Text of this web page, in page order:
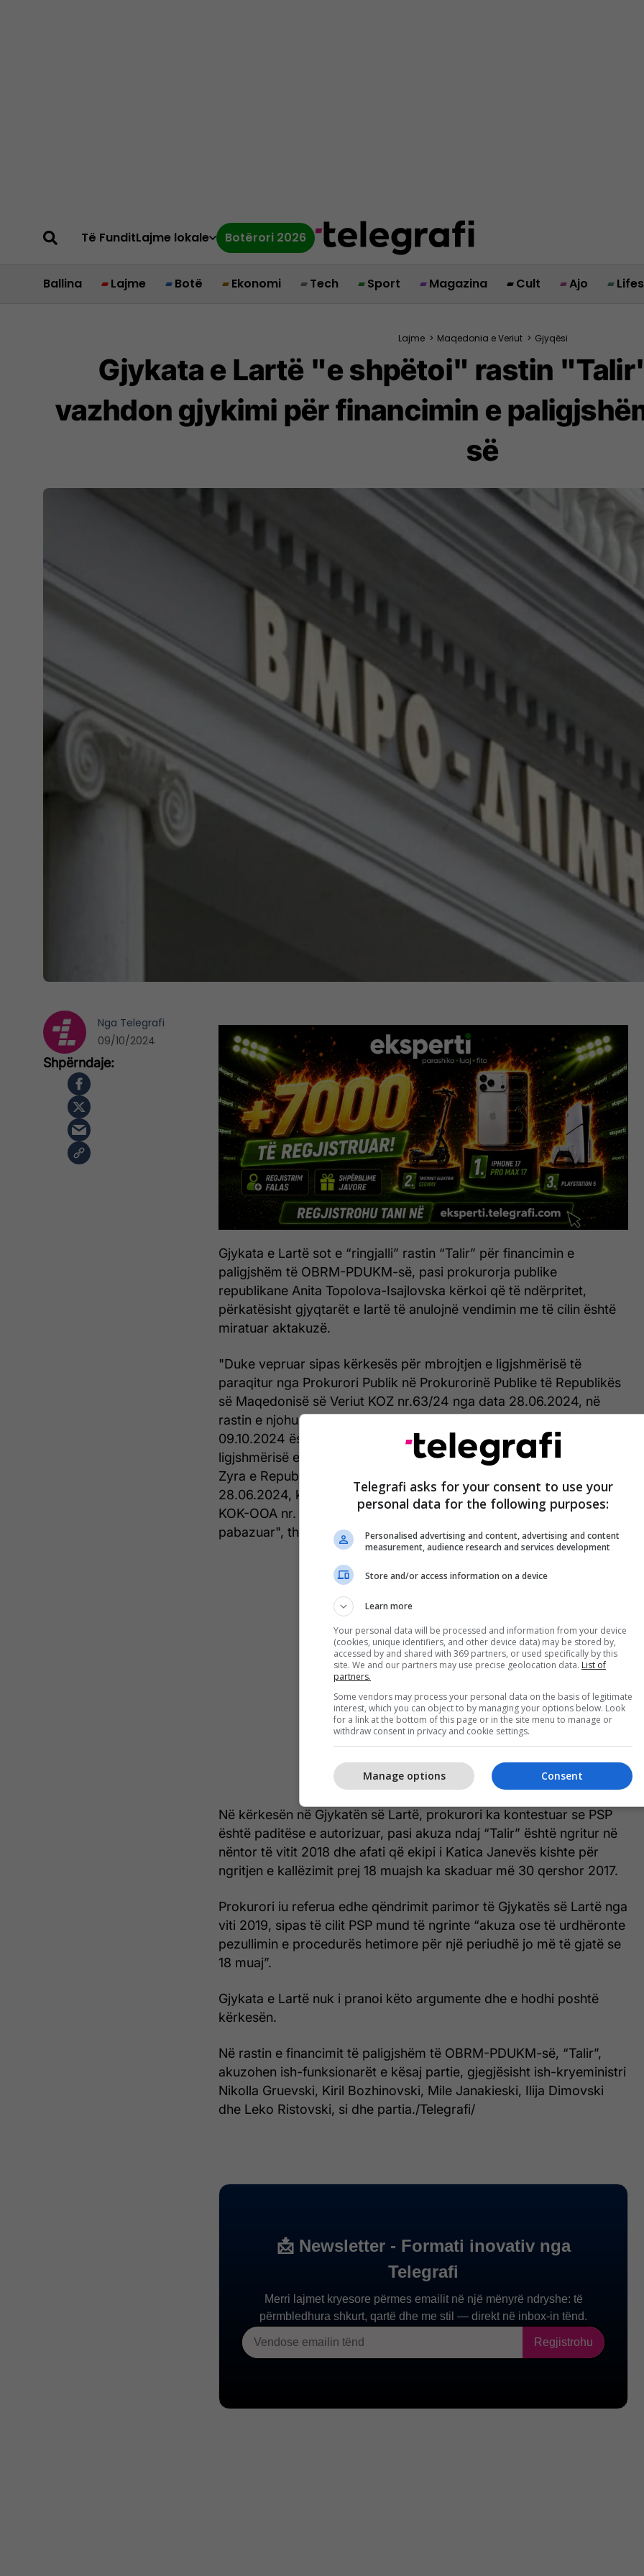
Të FunditLajme lokale Botërori 2026
Ballina Lajme Botë Ekonomi Tech Sport Magazina Cult Ajo
Lajme > Maqedonia e Veriut > Gjyqësi
Gjykata e Lartë "e shpëtoi" rastin
vazhdon gjykimi për financimin e
së
Gjykata e Lartë sot e “ringjalli” rastin “Talir” për financimin e
paligjshëm të OBRM-PDUKM-së, pasi prokurorja publike
republikane Anita Topolova-Isajlovska kërkoi që të ndërpritet,
përkatësisht gjyqtarët e lartë të anulojnë vendimin me të cilin është
miratuar aktakuzë.
"Duke vepruar sipas kërkesës për mbrojtjen e ligjshmërisë të
paraqitur nga Prokurori Publik në Prokurorinë Publike të Republikës
së Maqedonisë së Veriut KOZ nr.63/24 nga data 28.06.2024, në
rastin e njohur në opinion si “Talir”, pas seancës së këshillit, më datë
09.10.2024 është marrë vendim me të cilin kërkesa për mbrojtjen e
ligjshmërisë e ngritur nga Prokurori Publik në Prokurorinë Publike
Zyra e Republikës së Maqedonisë së Veriut KOZ nr. 63/24 të datës
28.06.2024, kundër aktvendimit të Gjykatës Themelore Shkup 1,
KOK-OOA nr. 44/18 од 24, të datës 24.12.2018, refuzohet si e
pabazuar", thuhet në njoftim.
Në kërkesën në Gjykatën së Lartë, prokurori ka kontestuar se PSP
është paditëse e autorizuar, pasi akuza ndaj “Talir” është ngritur në
nëntor të vitit 2018 dhe afati që ekipi i Katica Janevës kishte për
ngritjen e kallëzimit prej 18 muajsh ka skaduar më 30 qershor 2017.
Prokurori iu referua edhe qëndrimit parimor të Gjykatës së Lartë nga
viti 2019, sipas të cilit PSP mund të ngrinte “akuza ose të urdhëronte
pezullimin e procedurës hetimore për një periudhë jo më të gjatë se
18 muaj”.
Gjykata e Lartë nuk i pranoi këto argumente dhe e hodhi poshtë
kërkesën.
Në rastin e financimit të paligjshëm të OBRM-PDUKM-së, “Talir”,
akuzohen ish-funksionarët e kësaj partie, gjegjësisht ish-kryeministri
Nikolla Gruevski, Kiril Bozhinovski, Mile Janakieski, Ilija Dimovski
dhe Leko Ristovski, si dhe partia./Telegrafi/
Nga Telegrafi
09/10/2024
Telegrafi asks for your consent to use your
personal data for the following purposes:
Personalised advertising and content, advertising and content
measurement, audience research and services development
Store and/or access information on a device
Learn more
Your personal data will be processed and information from your device
(cookies, unique identifiers, and other device data) may be stored by,
accessed by and shared with 369 partners, or used specifically by this
site. We and our partners may use precise geolocation data. List of
partners.
Some vendors may process your personal data on the basis of legitimate
interest, which you can object to by managing your options below. Look
for a link at the bottom of this page or in the site menu to manage or
withdraw consent in privacy and cookie settings.
Consent
Manage options